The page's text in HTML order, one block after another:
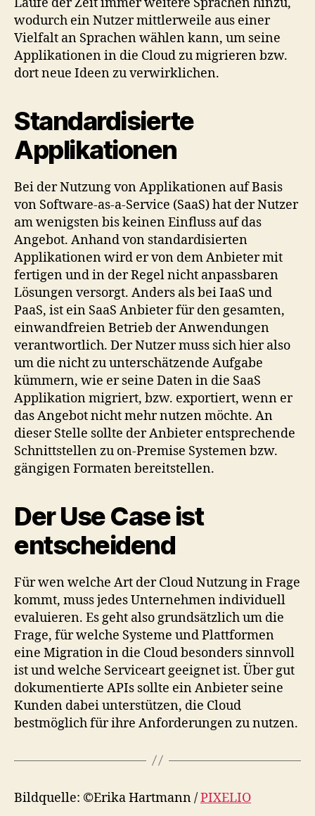
wodurch ein Nutzer mittlerweile aus einer
Vielfalt an Sprachen wählen kann, um seine
Applikationen in die Cloud zu migrieren bzw.
dort neue Ideen zu verwirklichen.
Standardisierte
Applikationen
Bei der Nutzung von Applikationen auf Basis
von Software-as-a-Service (SaaS) hat der Nutzer
am wenigsten bis keinen Einfluss auf das
Angebot. Anhand von standardisierten
Applikationen wird er von dem Anbieter mit
fertigen und in der Regel nicht anpassbaren
Lösungen versorgt. Anders als bei IaaS und
PaaS, ist ein SaaS Anbieter für den gesamten,
einwandfreien Betrieb der Anwendungen
verantwortlich. Der Nutzer muss sich hier also
um die nicht zu unterschätzende Aufgabe
kümmern, wie er seine Daten in die SaaS
Applikation migriert, bzw. exportiert, wenn er
das Angebot nicht mehr nutzen möchte. An
dieser Stelle sollte der Anbieter entsprechende
Schnittstellen zu on-Premise Systemen bzw.
gängigen Formaten bereitstellen.
Der Use Case ist
entscheidend
Für wen welche Art der Cloud Nutzung in Frage
kommt, muss jedes Unternehmen individuell
evaluieren. Es geht also grundsätzlich um die
Frage, für welche Systeme und Plattformen
eine Migration in die Cloud besonders sinnvoll
ist und welche Serviceart geeignet ist. Über gut
dokumentierte APIs sollte ein Anbieter seine
Kunden dabei unterstützen, die Cloud
bestmöglich für ihre Anforderungen zu nutzen.
Bildquelle: ©Erika Hartmann /PIXELIO